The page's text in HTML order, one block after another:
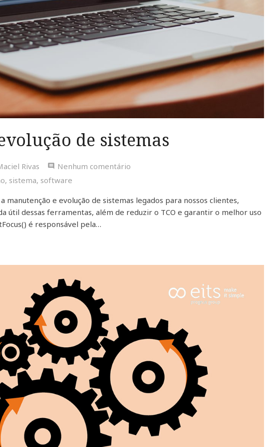
de sistemas
Rivas
Nenhum comentário
, sistema, software
e evolução de sistemas legados para nossos clientes,
útil dessas ferramentas, além de reduzir o TCO e garantir o melhor uso
é responsável pela…